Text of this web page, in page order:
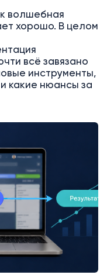
волшебная
хорошо. В целом
всё завязано
инструменты,
какие нюансы за